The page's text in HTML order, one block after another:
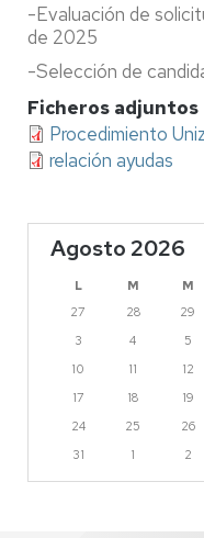
-Evaluación de
de 2025
-Selección de
Ficheros adjuntos
Procedimiento
relación ayudas
Agosto 2026
L M M
27
28 29
3
4 5
10
11 12
17
18 19
24
25 26
31
1 2